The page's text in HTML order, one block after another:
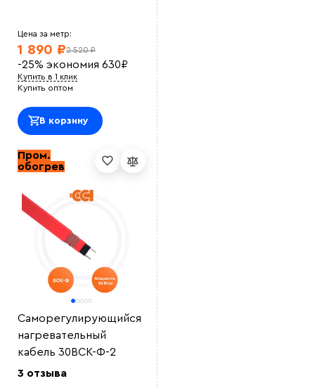
ОТличный саморег , покупался на отрез , адекватная
цена.<br> Использовали для обогрева емкости с
водой зимой, на производстве<br>
Оставить отзыв
файл
Цена за метр:
2 520 ₽
1 890 ₽
-25% экономия 630₽
Купить в 1 клик
Купить оптом
В корзину
Пром.
обогрев
Саморегулирующийся
нагревательный
кабель 30ВСК-Ф-2
3 отзыва